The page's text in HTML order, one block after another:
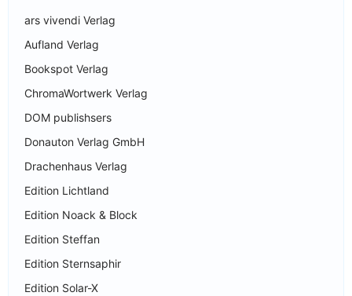
ars vivendi Verlag
Aufland Verlag
Bookspot Verlag
ChromaWortwerk Verlag
DOM publishsers
Donauton Verlag GmbH
Drachenhaus Verlag
Edition Lichtland
Edition Noack & Block
Edition Steffan
Edition Sternsaphir
Edition Solar-X